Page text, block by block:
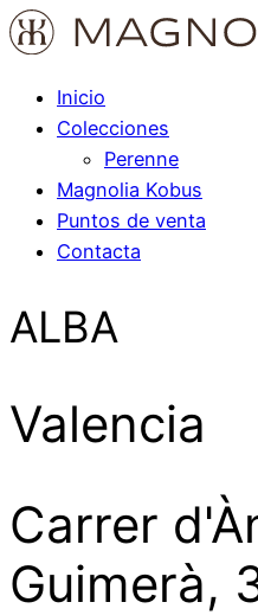
Inicio
Colecciones
Perenne
Magnolia Kobus
Puntos de venta
Contacta
ALBA
Valencia
Carrer
Guimerà,